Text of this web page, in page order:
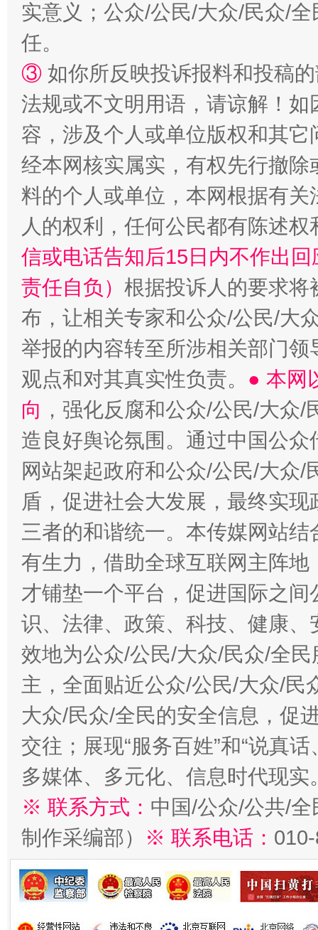
扯下公款旅游的“隐身衣” 如何以
实意义；公众/公民/大众/民众/
任。
③ 如你所反映投诉报料和投稿
法规或不文明用语，请谅解！
容，涉及个人或单位版权和其它
经本网核实属实，有权先行撤
料的个人或单位，本网根据有
人的权利，任何公民都有陈述
信或电话告知后15日内不作出
责任自负） 根据投诉人的要求将
布，让相关专家和公众/公民/大
举报的内容转至所涉相关部门
观点和对其真实性负责。 ● 本网
向 ，强化反腐和公众/公民/大众
造良好舆论氛围。通过中国公
网站架起政府和公众/公民/大众
盾，促进社会大发展，最终实
三者的和谐统一。本传媒网站
有生力，借助全球互联网主阵
才铺垫一个平台，促进国际之
识、法律、政策、科技、健康
效地为公众/公民/大众/民众/全
主，全面贴近公众/公民/大众/民
大众/民众/全民的安全信息，促
交往；展现“服务百姓”和“说真
多媒体、多元化、信息时代现实
※ 联系方式： 中国/公众/公共/
制作采编部）
※ 联系电话：